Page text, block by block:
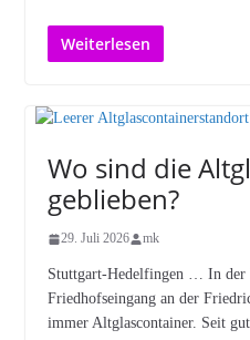
Weiterlesen
Wo sind die
geblieben?
29. Juli 2026 mk
Stuttgart-Hedelfingen … In der
Friedhofseingang an der
immer Altglascontainer. Seit